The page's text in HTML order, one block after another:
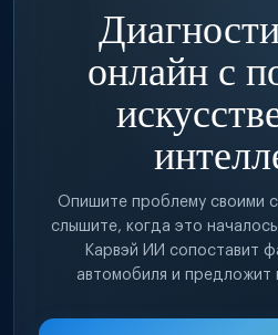
онлайн с
Опишите проблему своими
слышите, когда это
Карвэй ИИ сопоставит
автомобиля и предложит